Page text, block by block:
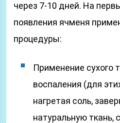
через 7-10 дней. На
появления ячменя
процедуры:
Применение сухого
воспаления (для
нагретая соль,
натуральную ткань,